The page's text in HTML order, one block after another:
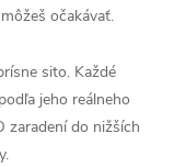
očakávať.
sito. Každé
jeho reálneho
zaradení do nižších